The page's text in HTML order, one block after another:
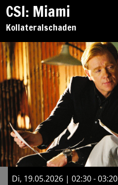
CSI: Miami
Kollateralschaden
Di, 19.05.2026 | 02:30 - 03:20